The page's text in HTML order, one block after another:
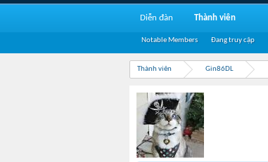
Thành viên Gin86DL
Diễn đàn Thành viên
Notable Members Đang truy cập